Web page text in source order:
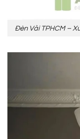
Đèn Vải TPHCM –